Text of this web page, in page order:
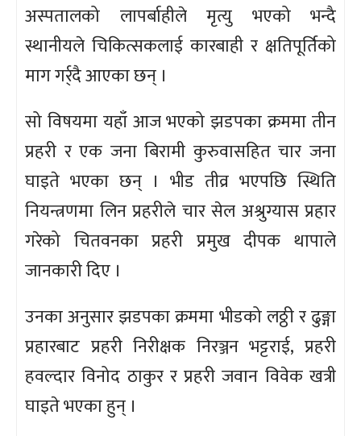
अस्पतालको लापर्बाहीले मृत्यु भएको भन्दै
स्थानीयले चिकित्सकलाई कारबाही र क्षतिपूर्तिको
माग गर्र्दै आएका छन् ।
सो विषयमा यहाँ आज भएको झडपका क्रममा तीन
प्रहरी र एक जना बिरामी कुरुवासहित चार जना
घाइते भएका छन् । भीड तीव्र भएपछि स्थिति
नियन्त्रणमा लिन प्रहरीले चार सेल अश्रुग्यास प्रहार
गरेको चितवनका प्रहरी प्रमुख दीपक थापाले
जानकारी दिए ।
उनका अनुसार झडपका क्रममा भीडको लठ्ठी र ढुङ्गा
प्रहारबाट प्रहरी निरीक्षक निरञ्जन भट्टराई, प्रहरी
हवल्दार विनोद ठाकुर र प्रहरी जवान विवेक खत्री
घाइते भएका हुन् ।